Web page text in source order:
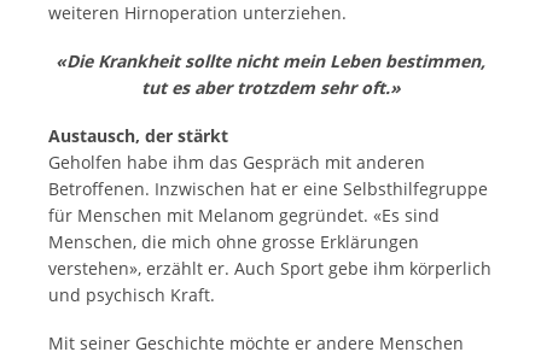
weiteren Hirnoperation unterziehen.
«Die Krankheit sollte nicht mein Leben bestimmen,
tut es aber trotzdem sehr oft.»
Austausch, der stärkt
Geholfen habe ihm das Gespräch mit anderen
Betroffenen. Inzwischen hat er eine Selbsthilfegruppe
für Menschen mit Melanom gegründet. «Es sind
Menschen, die mich ohne grosse Erklärungen
verstehen», erzählt er. Auch Sport gebe ihm körperlich
und psychisch Kraft.
Mit seiner Geschichte möchte er andere Menschen